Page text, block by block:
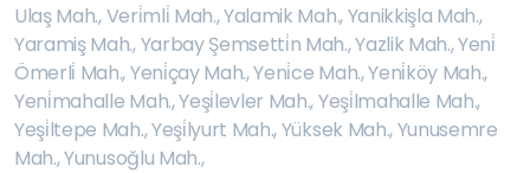
Ulaş Mah.,Veri̇mli̇ Mah.,Yalamik Mah.,Yanikkişla Mah.,
Yaramiş Mah.,Yarbay Şemsetti̇n Mah.,Yazlik Mah.,Yeni̇
Ömerli̇ Mah.,Yeni̇çay Mah.,Yeni̇ce Mah.,Yeni̇köy Mah.,
Yeni̇mahalle Mah.,Yeşi̇levler Mah.,Yeşi̇lmahalle Mah.,
Yeşi̇ltepe Mah.,Yeşi̇lyurt Mah.,Yüksek Mah.,Yunusemre
Mah.,Yunusoğlu Mah.,